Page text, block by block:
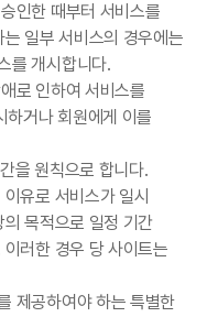
인한 때부터 서비스를
일부 서비스의 경우에는
를 개시합니다.
로 인하여 서비스를
하거나 회원에게 이를
을 원칙으로 합니다.
유로 서비스가 일시
목적으로 일정 기간
러한 경우 당 사이트는
제공하여야 하는 특별한